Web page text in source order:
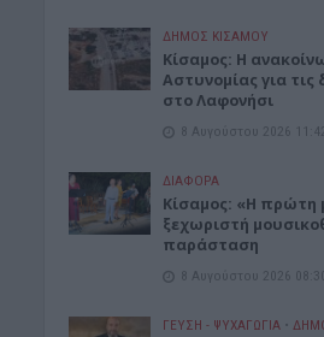
ΔΉΜΟΣ ΚΙΣΆΜΟΥ
Κίσαμος: Η
Αστυνομίας για
στο Λαφονήσι
8 Αυγούστου 2026
ΔΙΆΦΟΡΑ
Κίσαμος: «Η πρώτη
ξεχωριστή
παράσταση
8 Αυγούστου 2026
ΓΕΎΣΗ - ΨΥΧΑΓΩΓΊΑ •